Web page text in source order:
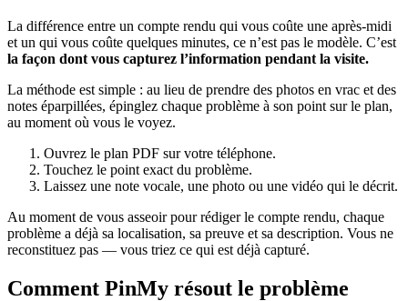
La différence entre un compte rendu qui vous coûte une après-midi
et un qui vous coûte quelques minutes, ce n’est pas le modèle. C’est
la façon dont vous capturez l’information pendant la visite.
La méthode est simple : au lieu de prendre des photos en vrac et des
notes éparpillées, épinglez chaque problème à son point sur le plan,
au moment où vous le voyez.
Ouvrez le plan PDF sur votre téléphone.
Touchez le point exact du problème.
Laissez une note vocale, une photo ou une vidéo qui le décrit.
Au moment de vous asseoir pour rédiger le compte rendu, chaque
problème a déjà sa localisation, sa preuve et sa description. Vous ne
reconstituez pas — vous triez ce qui est déjà capturé.
Comment PinMy résout le problème